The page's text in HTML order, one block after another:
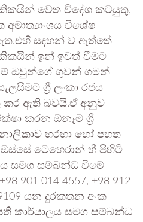
වෙත විදේශ කටයුතු,
අමාත්‍යාංශය විශේෂ
සඳහන් ව ඇත්තේ
ඉන් ඉවත් වීමට
ඔවුන්ගේ ගුවන් ගමන්
ශ්‍රී ලංකා රජය
කර ඇති බවයි.ඒ අනුව
කරන ඕනෑම ශ්‍රී
හරහා හෝ පහත
ටෙහෙරාන් හී පිහිටි
සමග සම්බන්ධ විමේ
901 014 4557, +98 912
9109 යන දුරකතන අංක
කාර්යාලය සමග සම්බන්ධ